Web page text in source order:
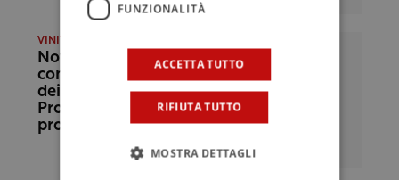
VINITALY 2022
Nove obiettivi
comuni: i presidenti
dei consorzi del
Prosecco siglano
protocollo d’intesa
FUNZIONALITÀ
ACCETTA TUTTO
RIFIUTA TUTTO
MOSTRA DETTAGLI